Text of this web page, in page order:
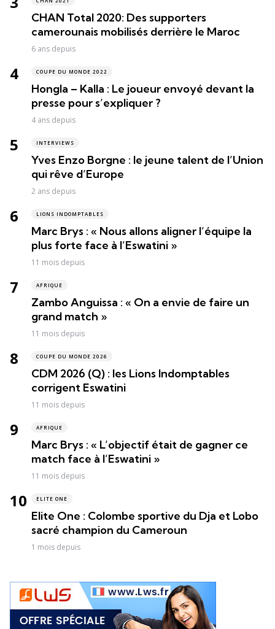
CHAN Total 2020: Des supporters
camerounais mobilisés derrière le Maroc
6 ans depuis
COUPE DU MONDE 2022
Hongla – Kalla : Le joueur envoyé devant la
presse pour s’expliquer ?
4 ans depuis
INTERVIEWS
Yves Enzo Borgne : le jeune talent de l’Union
qui rêve d’Europe
2 ans depuis
LIONS INDOMPTABLES
Marc Brys : « Nous allons aligner l’équipe la
plus forte face à l’Eswatini »
11 mois depuis
AFRIQUE
Zambo Anguissa : « On a envie de faire un
grand match »
11 mois depuis
COUPE DU MONDE 2026
CDM 2026 (Q) : les Lions Indomptables
corrigent Eswatini
11 mois depuis
AFRIQUE
Marc Brys : « L’objectif était de gagner ce
match face à l’Eswatini »
11 mois depuis
ELITE ONE
Elite One : Colombe sportive du Dja et Lobo
sacré champion du Cameroun
1 mois depuis